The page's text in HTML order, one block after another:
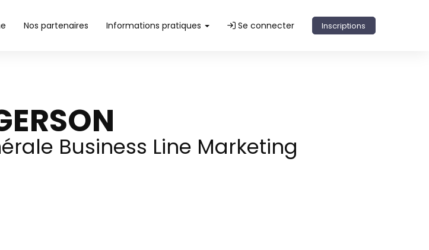
Nos partenaires Informations pratiques Se connecter Inscriptions
Business Line Marketing